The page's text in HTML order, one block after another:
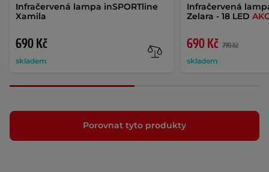
Infračervená lampa inSPORTline
Xamila
690 Kč
skladem
Infračervená
Zelara - 18 LED
690 Kč 790 Kč
skladem
Porovnat tyto produkty